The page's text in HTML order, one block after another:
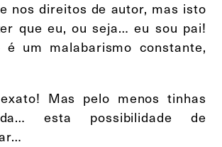
nos direitos de autor, mas isto
que eu, ou seja… eu sou pai!
um malabarismo constante,
exato! Mas pelo menos tinhas
esta possibilidade de